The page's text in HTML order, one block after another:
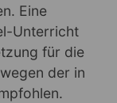
Eine
Unterricht
für die
der in